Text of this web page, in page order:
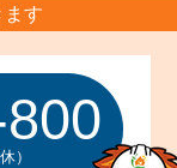
ます
）